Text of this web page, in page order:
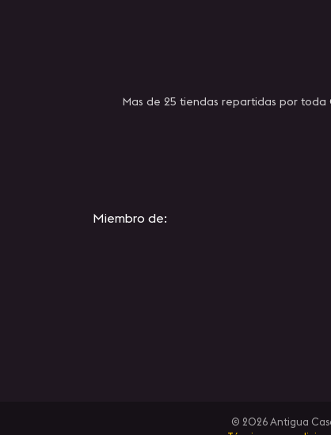
Mas de 25 tiendas repartidas por toda
Miembro de:
© 2026 Antigua